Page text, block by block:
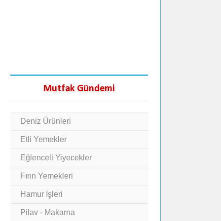
Mutfak Gündemi
Deniz Ürünleri
Etli Yemekler
Eğlenceli Yiyecekler
Fırın Yemekleri
Hamur İşleri
Pilav - Makarna